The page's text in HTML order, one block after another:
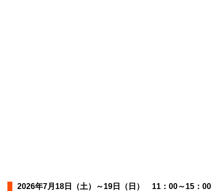
2026年7月18日（土）～19日（日） 11：00～15：00